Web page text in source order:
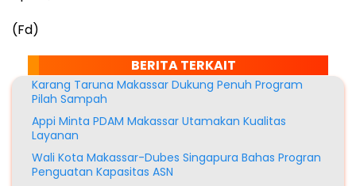
(Fd)
BERITA TERKAIT
Karang Taruna Makassar Dukung Penuh Program
Pilah Sampah
Appi Minta PDAM Makassar Utamakan Kualitas
Layanan
Wali Kota Makassar-Dubes Singapura Bahas Progran
Penguatan Kapasitas ASN